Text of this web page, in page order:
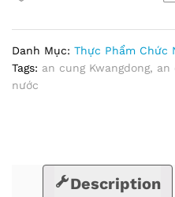
50ml
quantity
Danh Mục: Thực Phẩm Chức
Tags: an cung Kwangdong, an
nước
Description